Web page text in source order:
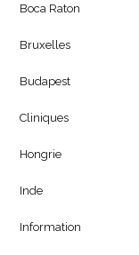
Boca Raton
Bruxelles
Budapest
Cliniques
Hongrie
Inde
Information